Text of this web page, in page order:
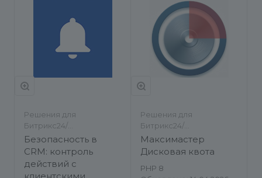
Решения для
Битрикс24/
Инструменты
Безопасность в
CRM: контроль
действий с
Решения для
Битрикс24/
Инструменты/Другое
Максимастер
Дисковая квота
PHP 8